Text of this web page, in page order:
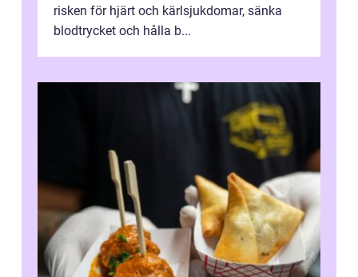
risken för hjärt och kärlsjukdomar, sänka
blodtrycket och hålla b...